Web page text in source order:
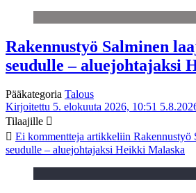
Rakennustyö Salminen
seudulle – aluejohtajaksi
Pääkategoria Talous
Kirjoitettu 5. elokuuta 2026, 10:51
Tilaajille
Ei kommentteja artikkeliin Rakennustyö
seudulle – aluejohtajaksi Heikki Malaska